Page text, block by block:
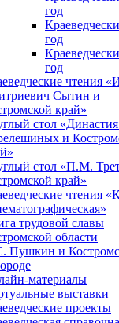
год
год
год
чтения
Сытин и
край»
стол
и
стол «П.М.
край»
чтения
трудовой славы
области
Пушкин и
материалы
выставки
проекты